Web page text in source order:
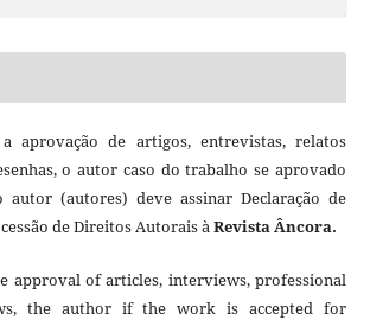
aprovação de artigos, entrevistas, relatos
o autor caso do trabalho se aprovado
autor (autores) deve assinar Declaração de
de Direitos Autorais àRevista Âncora.
approval of articles, interviews, professional
the author if the work is accepted for